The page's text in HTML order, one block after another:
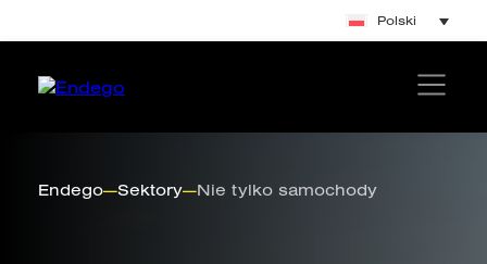
Polski
Endego—Sektory—Nie tylko samochody